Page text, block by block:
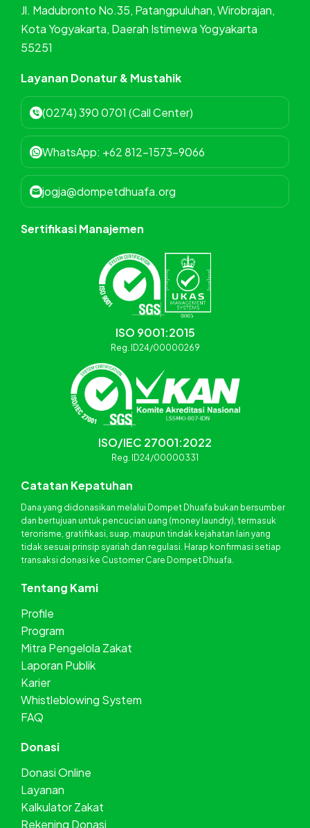
Jl. Madubronto No.35, Patangpuluhan, Wirobrajan,
Kota Yogyakarta, Daerah Istimewa Yogyakarta
55251
Layanan Donatur & Mustahik
(0274) 390 0701 (Call Center)
WhatsApp: +62 812-1573-9066
jogja@dompetdhuafa.org
Sertifikasi Manajemen
ISO 9001:2015
Reg. ID24/00000269
ISO/IEC 27001:2022
Reg. ID24/00000331
Catatan Kepatuhan
Dana yang didonasikan melalui Dompet Dhuafa bukan bersumber
dan bertujuan untuk pencucian uang (money laundry), termasuk
terorisme, gratifikasi, suap, maupun tindak kejahatan lain yang
tidak sesuai prinsip syariah dan regulasi. Harap konfirmasi setiap
transaksi donasi ke Customer Care Dompet Dhuafa.
Tentang Kami
Profile
Program
Mitra Pengelola Zakat
Laporan Publik
Karier
Whistleblowing System
FAQ
Donasi
Donasi Online
Layanan
Kalkulator Zakat
Rekening Donasi